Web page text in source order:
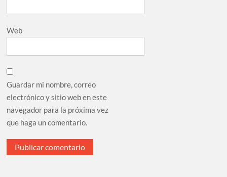
Web
Guardar mi nombre, correo
electrónico y sitio web en este
navegador para la próxima vez
que haga un comentario.